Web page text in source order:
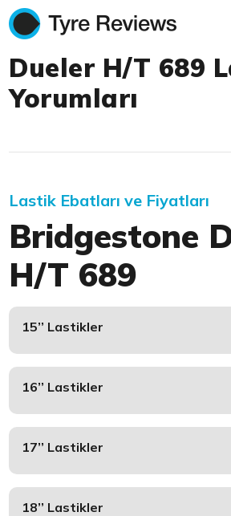
Dueler H/T 689
Yorumları
Lastik Ebatları ve Fiyatları
Bridgestone
H/T 689
15’’ Lastikler
16’’ Lastikler
17’’ Lastikler
18’’ Lastikler